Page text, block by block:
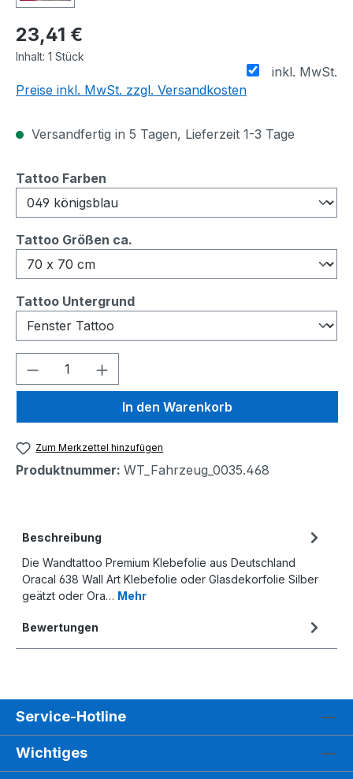
23,41 €
Inhalt: 1 Stück
inkl. MwSt.
Preise inkl. MwSt. zzgl. Versandkosten
Versandfertig in 5 Tagen, Lieferzeit 1-3 Tage
Tattoo Farben
Tattoo Größen ca.
Tattoo Untergrundauswählen
Produkt Anzahl: Gib den
In den Warenkorb
Zum Merkzettel hinzufügen
Produktnummer: WT_Fahrzeug_0035.468
Beschreibung
Die Wandtattoo Premium Klebefolie aus Deutschland
Oracal 638 Wall Art Klebefolie oder Glasdekorfolie Silber
geätzt oder Ora… Mehr
Bewertungen
Service-Hotline
Wichtiges